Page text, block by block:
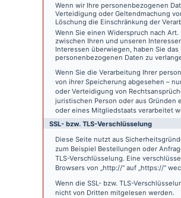
Wenn wir Ihre personenbezogenen
Verteidigung oder Geltendmachung
Löschung die Einschränkung der
Wenn Sie einen Widerspruch nach
zwischen Ihren und unseren
Interessen überwiegen, haben Sie
personenbezogenen Daten zu
Wenn Sie die Verarbeitung Ihrer
von ihrer Speicherung abgesehen –
oder Verteidigung von
juristischen Person oder aus
oder eines Mitgliedstaats verarbeitet
SSL- bzw. TLS-Verschlüsselung
Diese Seite nutzt aus
zum Beispiel Bestellungen oder
TLS-Verschlüsselung. Eine
Browsers von „http://“ auf „https://“
Wenn die SSL- bzw. TLS-
nicht von Dritten mitgelesen werden.